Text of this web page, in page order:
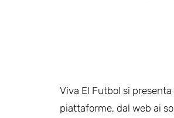
Viva El Futbol si
piattaforme, dal web ai